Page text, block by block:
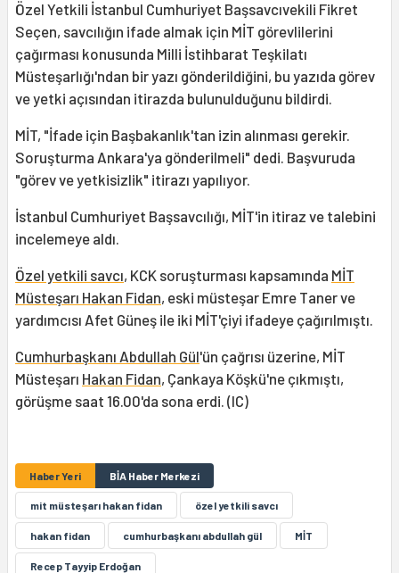
Özel Yetkili İstanbul Cumhuriyet Başsavcıvekili Fikret
Seçen, savcılığın ifade almak için MİT görevlilerini
çağırması konusunda Milli İstihbarat Teşkilatı
Müsteşarlığı'ndan bir yazı gönderildiğini, bu yazıda görev
ve yetki açısından itirazda bulunulduğunu bildirdi.
MİT, "İfade için Başbakanlık'tan izin alınması gerekir.
Soruşturma Ankara'ya gönderilmeli" dedi. Başvuruda
"görev ve yetkisizlik" itirazı yapılıyor.
İstanbul Cumhuriyet Başsavcılığı, MİT'in itiraz ve talebini
incelemeye aldı.
Özel yetkili savcı, KCK soruşturması kapsamında MİT
Müsteşarı Hakan Fidan, eski müsteşar Emre Taner ve
yardımcısı Afet Güneş ile iki MİT'çiyi ifadeye çağırılmıştı.
Cumhurbaşkanı Abdullah Gül'ün çağrısı üzerine, MİT
Müsteşarı Hakan Fidan, Çankaya Köşkü'ne çıkmıştı,
görüşme saat 16.00'da sona erdi. (IC)
Haber Yeri BİA Haber Merkezi
mit müsteşarı hakan fidan özel yetkili savcı
hakan fidan cumhurbaşkanı abdullah gül MİT
Recep Tayyip Erdoğan